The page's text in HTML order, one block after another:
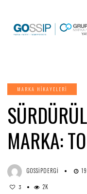
MARKA HIKAYELERI
MARKA:
GOSSIPDERGI
3 2K